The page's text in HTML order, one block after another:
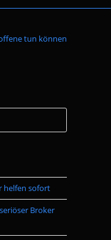
tun können
Escape
the
helfen sofort
Broker